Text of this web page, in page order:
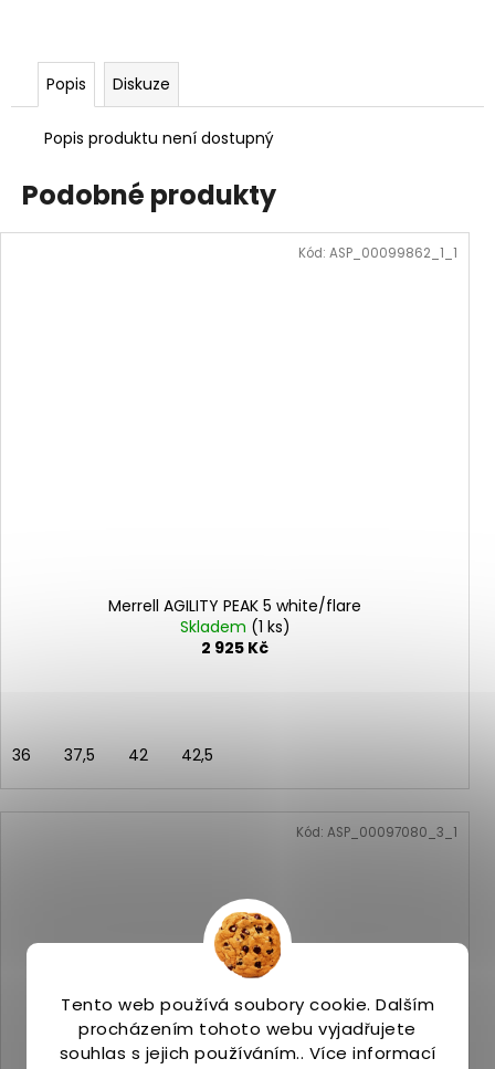
Tento web používá soubory cookie. Dalším
procházením tohoto webu vyjadřujete
souhlas s jejich používáním.. Více informací
Popis Diskuze
Popis produktu není dostupný
Podobné produkty
Merrell AGILITY PEAK 5 white/flare
Skladem (1 ks)
2 925 Kč
36 37,5 42 42,5
Kód: ASP_00099862_1_1
Kód: ASP_00097080_3_1